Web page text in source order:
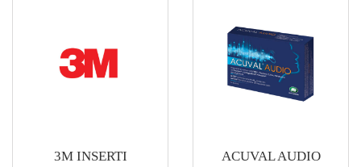
3M INSERTI
ACUVAL AUDIO